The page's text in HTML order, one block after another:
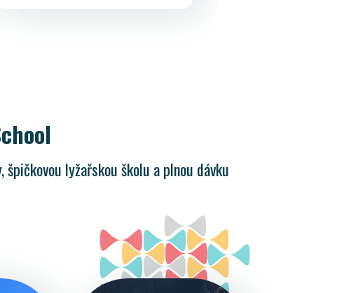
lyžařskou školu a plnou dávku